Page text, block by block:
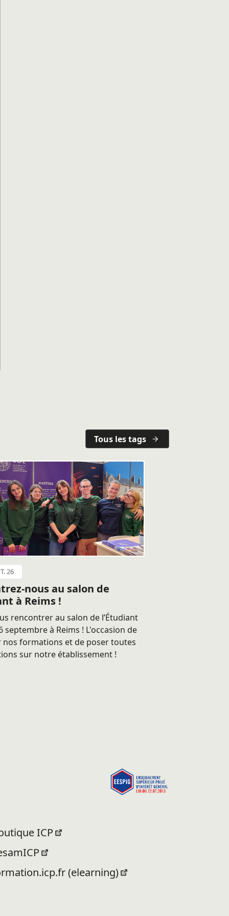
Tous les tags
26
nous au salon de
à Reims !
rencontrer au salon de l’Étudiant
septembre à Reims ! L'occasion de
nos formations et de poser toutes
sur notre établissement !
ICP
(elearning)